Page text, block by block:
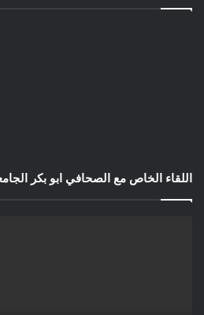
اللقاء الخاص مع الصحافي ابو بكر